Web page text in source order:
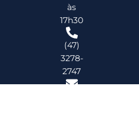
às
17h30
(47)
3278-
2747